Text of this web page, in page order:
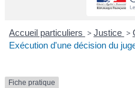
Accueil particuliers > Justice >
Exécution d'une décision du
Fiche pratique